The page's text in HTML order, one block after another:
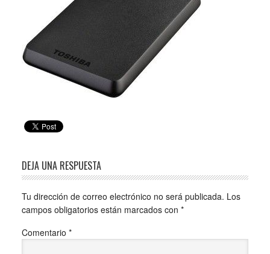
DEJA UNA RESPUESTA
Tu dirección de correo electrónico no será publicada. Los
campos obligatorios están marcados con *
Comentario *